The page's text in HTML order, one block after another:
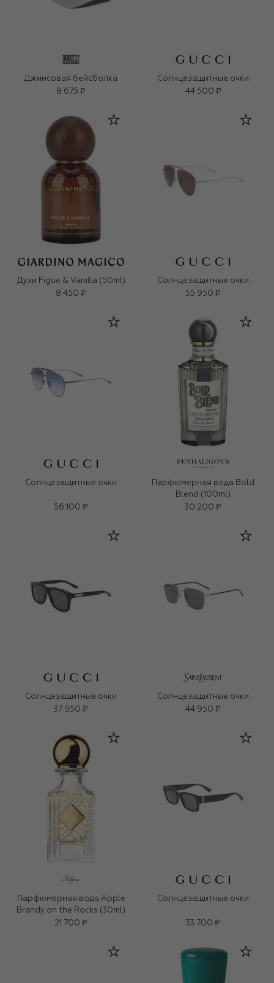
Джинсовая бейсболка
8 675 ₽
Солнцезащитные очки
44 500 ₽
Духи Figue & Vanilla (50ml)
8 450 ₽
Солнцезащитные очки
55 950 ₽
Солнцезащитные очки
56 100 ₽
Парфюмерная вода Bold
Blend (100ml)
30 200 ₽
Солнцезащитные очки
37 950 ₽
Солнцезащитные очки
44 950 ₽
Парфюмерная вода Apple
Brandy on the Rocks (30ml)
21 700 ₽
Солнцезащитные очки
33 700 ₽